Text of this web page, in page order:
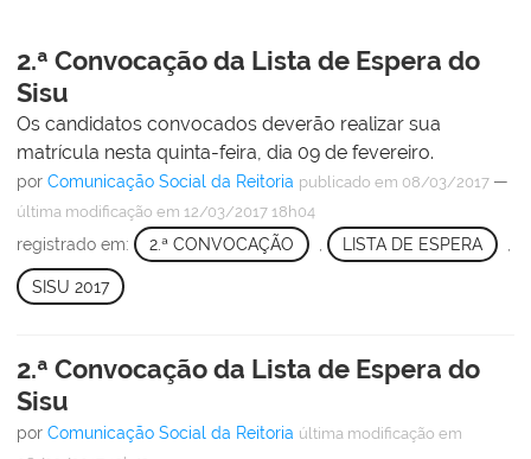
2.ª Convocação da Lista de Espera do
Sisu
Os candidatos convocados deverão realizar sua
matrícula nesta quinta-feira, dia 09 de fevereiro.
por Comunicação Social da Reitoria publicado em 08/03/2017 —
última modificação em 12/03/2017 18h04
registrado em: 2.ª CONVOCAÇÃO LISTA DE ESPERA
SISU 2017
2.ª Convocação da Lista de Espera do
Sisu
por Comunicação Social da Reitoria última modificação em